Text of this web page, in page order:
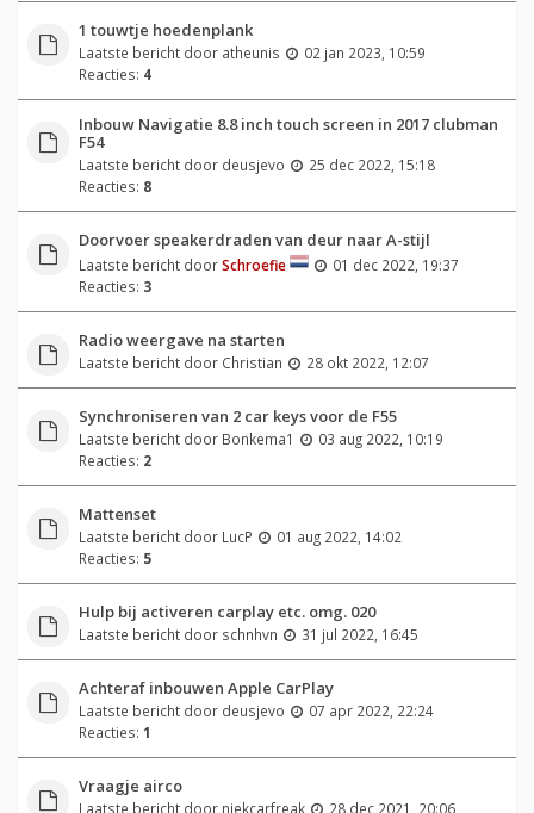
1 touwtje hoedenplank
Laatste bericht door atheunis
02 jan 2023, 10:59
Reacties: 4
Inbouw Navigatie 8.8 inch touch screen in 2017 clubman
F54
Laatste bericht door deusjevo
25 dec 2022, 15:18
Reacties: 8
Doorvoer speakerdraden van deur naar A-stijl
Laatste bericht doorSchroefie
01 dec 2022, 19:37
Reacties: 3
Radio weergave na starten
Laatste bericht door Christian 28 okt 2022, 12:07
Synchroniseren van 2 car keys voor de F55
Laatste bericht door Bonkema1
03 aug 2022, 10:19
Reacties: 2
Mattenset
Laatste bericht door LucP
01 aug 2022, 14:02
Reacties: 5
Hulp bij activeren carplay etc. omg. 020
Laatste bericht door schnhvn 31 jul 2022, 16:45
Achteraf inbouwen Apple CarPlay
Laatste bericht door deusjevo
07 apr 2022, 22:24
Reacties: 1
Vraagje airco
Laatste bericht door niekcarfreak 28 dec 2021, 20:06